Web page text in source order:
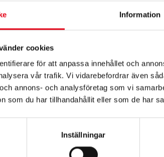
Information
cookies
för att anpassa innehållet och
vår trafik. Vi vidarebefordrar även
annons- och analysföretag som vi
som du har tillhandahållit eller som de har
Inställningar
Möre Maskiner
6B, 39356 KALMAR, SWEDEN
+46(0)480-883 00
info@moremaskiner.se